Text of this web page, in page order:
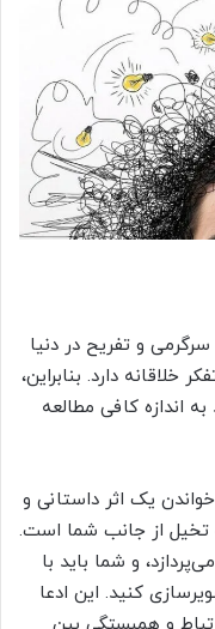
و تفریح در دنیا
خلاقانه دارد. بنابراین،
اندازه کافی مطالعه
یک اثر داستانی و
تخیل از جانب شما است.
و شما باید با
کنید. این ادعا